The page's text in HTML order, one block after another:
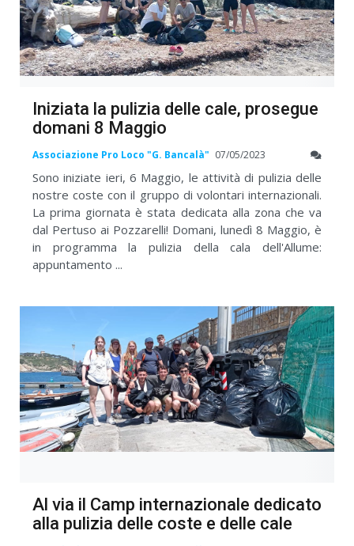
Iniziata la pulizia delle cale, prosegue
domani 8 Maggio
Associazione Pro Loco "G. Bancalà" 07/05/2023
Sono iniziate ieri, 6 Maggio, le attività di pulizia delle
nostre coste con il gruppo di volontari internazionali.
La prima giornata è stata dedicata alla zona che va
dal Pertuso ai Pozzarelli! Domani, lunedì 8 Maggio, è
in programma la pulizia della cala dell'Allume:
appuntamento ...
Al via il Camp internazionale dedicato
alla pulizia delle coste e delle cale